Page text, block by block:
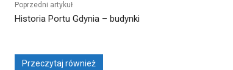
Poprzedni artykuł
Historia Portu Gdynia – budynki
Przeczytaj również